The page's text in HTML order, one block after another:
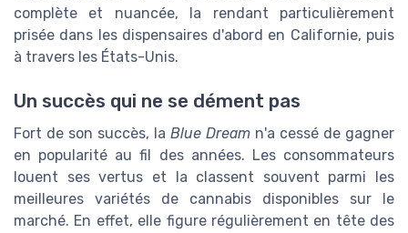
complète et nuancée, la rendant particulièrement
prisée dans les dispensaires d'abord en Californie, puis
à travers les États-Unis.
Un succès qui ne se dément pas
Fort de son succès, la Blue Dream n'a cessé de gagner
en popularité au fil des années. Les consommateurs
louent ses vertus et la classent souvent parmi les
meilleures variétés de cannabis disponibles sur le
marché. En effet, elle figure régulièrement en tête des